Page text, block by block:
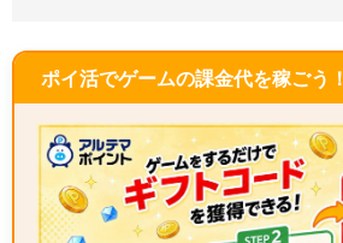
ポイ活でゲームの課金代を稼ごう！